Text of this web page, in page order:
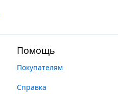
Помощь
Покупателям
Справка